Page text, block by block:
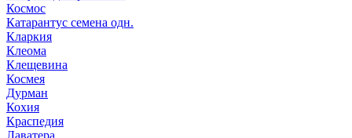
Космос
Катарантус семена одн.
Кларкия
Клеома
Клещевина
Космея
Дурман
Кохия
Краспедия
Лаватера